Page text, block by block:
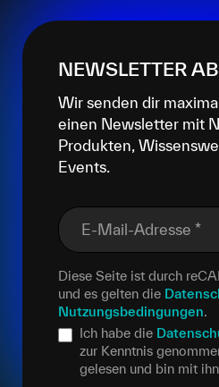
NEWSLETTER
Wir senden dir
einen Newsletter mit
Produkten,
Events.
E-Mail-Adresse *
Diese Seite ist durch
und es gelten die
Nutzungsbedingungen.
Ich habe die
zur Kenntnis
gelesen und bin mit